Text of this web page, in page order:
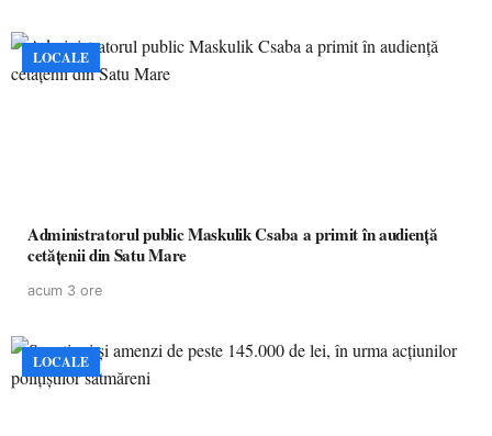
LOCALE
Administratorul public Maskulik Csaba a primit în audiență
cetățenii din Satu Mare
acum 3 ore
LOCALE